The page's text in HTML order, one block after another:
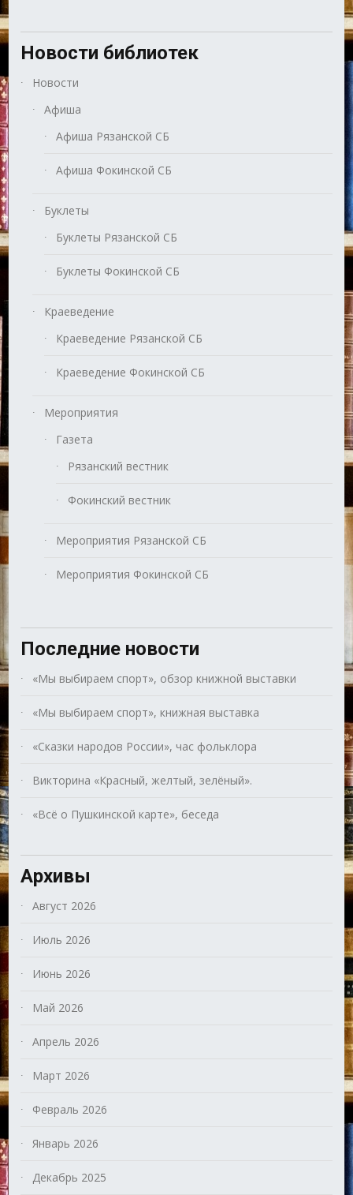
Новости библиотек
Новости
Афиша
Афиша Рязанской СБ
Афиша Фокинской СБ
Буклеты
Буклеты Рязанской СБ
Буклеты Фокинской СБ
Краеведение
Краеведение Рязанской СБ
Краеведение Фокинской СБ
Мероприятия
Газета
Рязанский вестник
Фокинский вестник
Мероприятия Рязанской СБ
Мероприятия Фокинской СБ
Последние новости
«Мы выбираем спорт», обзор книжной выставки
«Мы выбираем спорт», книжная выставка
«Сказки народов России», час фольклора
Викторина «Красный, желтый, зелёный».
«Всё о Пушкинской карте», беседа
Архивы
Август 2026
Июль 2026
Июнь 2026
Май 2026
Апрель 2026
Март 2026
Февраль 2026
Январь 2026
Декабрь 2025